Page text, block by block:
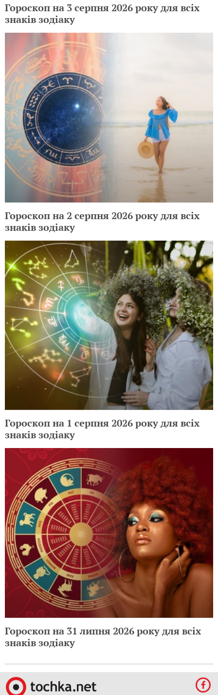
Гороскоп на 3 серпня 2026 року для всіх
знаків зодіаку
Гороскоп на 2 серпня 2026 року для всіх
знаків зодіаку
Гороскоп на 1 серпня 2026 року для всіх
знаків зодіаку
Гороскоп на 31 липня 2026 року для всіх
знаків зодіаку